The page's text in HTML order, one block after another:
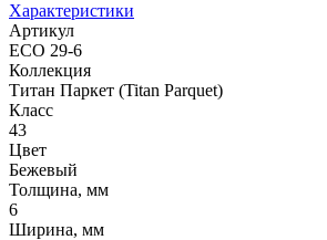
Характеристики
Артикул
ЕСО 29-6
Коллекция
Титан Паркет (Titan Parquet)
Класс
43
Цвет
Бежевый
Толщина, мм
6
Ширина, мм